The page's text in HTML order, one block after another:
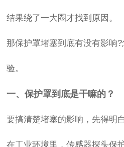
结果绕了一大圈才找到原因。
那保护罩堵塞到底有没有影响
验。
一、保护罩到底是干嘛的？
要搞清楚堵塞的影响，先得明
在工业环境里，传感器探头保